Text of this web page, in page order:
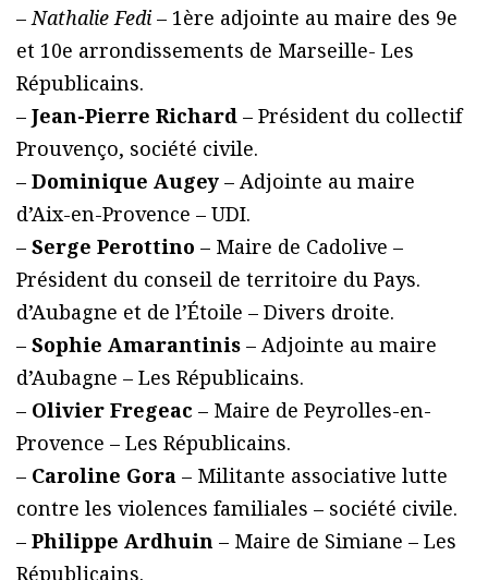
–Nathalie Fedi – 1ère adjointe au maire des 9e
et 10e arrondissements de Marseille- Les
Républicains.
– Jean-Pierre Richard – Président du collectif
Prouvenço, société civile.
– Dominique Augey – Adjointe au maire
d’Aix-en-Provence – UDI.
– Serge Perottino – Maire de Cadolive –
Président du conseil de territoire du Pays.
d’Aubagne et de l’Étoile – Divers droite.
– Sophie Amarantinis – Adjointe au maire
d’Aubagne – Les Républicains.
– Olivier Fregeac – Maire de Peyrolles-en-
Provence – Les Républicains.
– Caroline Gora – Militante associative lutte
contre les violences familiales – société civile.
– Philippe Ardhuin – Maire de Simiane – Les
Républicains.